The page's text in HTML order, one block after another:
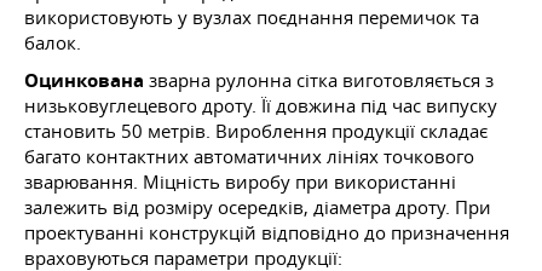
використовують у вузлах поєднання перемичок та
балок.
Оцинкована зварна рулонна сітка виготовляється з
низьковуглецевого дроту. Її довжина під час випуску
становить 50 метрів. Вироблення продукції складає
багато контактних автоматичних лініях точкового
зварювання. Міцність виробу при використанні
залежить від розміру осередків, діаметра дроту. При
проектуванні конструкцій відповідно до призначення
враховуються параметри продукції: